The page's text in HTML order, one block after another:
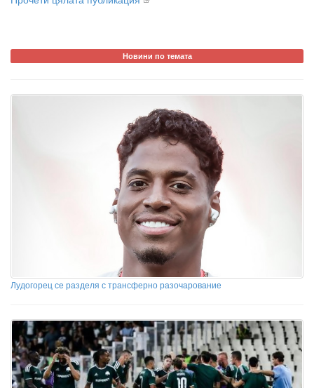
Новини по темата
Лудогорец се разделя с трансферно разочарование